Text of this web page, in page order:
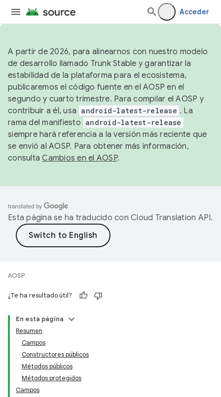
Acceder
A partir de 2026, para alinearnos con nuestro modelo
de desarrollo llamado Trunk Stable y garantizar la
estabilidad de la plataforma para el ecosistema,
publicaremos el código fuente en el AOSP en el
segundo y cuarto trimestre. Para compilar el AOSP y
contribuir a él, usa android-latest-release . La
rama del manifiesto android-latest-release
siempre hará referencia a la versión más reciente que
se envió al AOSP. Para obtener más información,
consultaCambios en el AOSP.
Esta página se ha traducido con Cloud Translation API.
AOSP
¿Te ha resultado útil?
En esta página
Resumen
Campos
Constructores públicos
Métodos públicos
Métodos protegidos
Campos